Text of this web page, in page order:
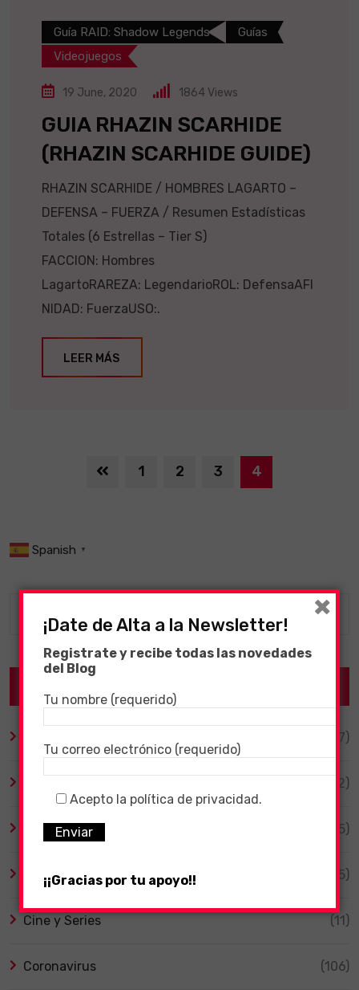
Guía RAID: Shadow Legends
Guías
Videojuegos
19 June, 2020 1864 Views
GUIA RHAZIN SCARHIDE
(RHAZIN SCARHIDE GUIDE)
RHAZIN SCARHIDE / HOMBRES LAGARTO –
DEFENSA – FUERZA / Resumen Estadísticas
Totales (6 Estrellas – Tier S)
FACCION: Hombres
LagartoRAREZA: LegendarioROL: DefensaAFI
NIDAD: FuerzaUSO:.
LEER MÁS
1 2 3 4
Spanish ▼
(17)
(12)
Animales (5)
Bicicletas Eléctricas (5)
Cine y Series (11)
Coronavirus (106)
¡Date de Alta a la Newsletter!
Registrate y recibe todas las novedades
del Blog
Tu nombre (requerido)
Tu correo electrónico (requerido)
Acepto la política de privacidad.
¡¡Gracias por tu apoyo!!
×